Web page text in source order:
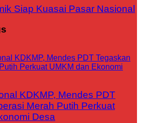
Siap Kuasai Pasar Nasional
KDKMP, Mendes PDT
Merah Putih Perkuat
Desa